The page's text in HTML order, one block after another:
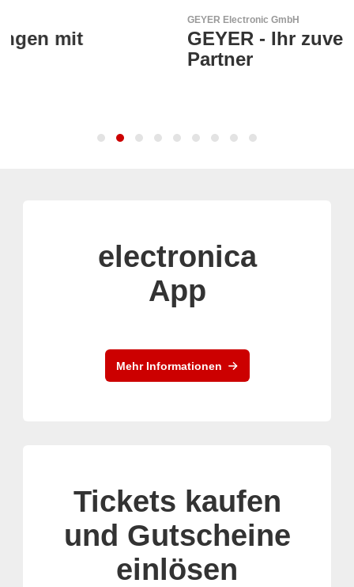
GEYER - Ihr zuverlässiger
electronica
App
Mehr Informationen
Tickets kaufen
und Gutscheine
einlösen